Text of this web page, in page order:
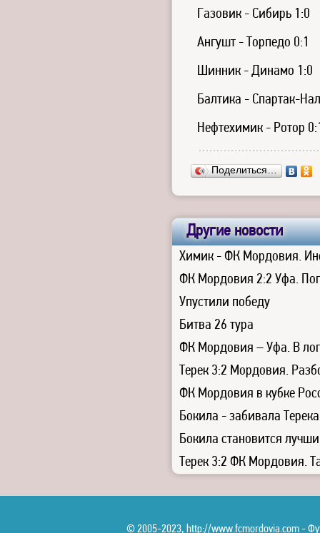
Газовик - Сибирь 1:0
Ангушт - Торпедо 0:1
Шинник - Динамо 1:0
Балтика - Спартак-
Нефтехимик - Ротор
Поделиться…
Другие новости
Химик - ФК Мордовия.
ФК Мордовия 2:2 Уфа.
Упустили победу
Битва 26 тура
ФК Мордовия – Уфа. В
Терек 3:2 Мордовия.
ФК Мордовия в кубке
Бокила - забивала Терека
Бокила становится
Терек 3:2 ФК Мордовия.
© 2005-2023, http://www.fcmordovia.com -